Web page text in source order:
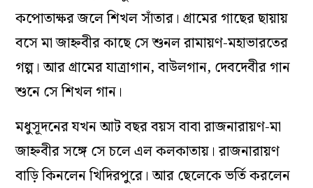
কপোতাক্ষর জলে শিখল সাঁতার। গ্রামের গাছের ছায়ায়
বসে মা জাহ্নবীর কাছে সে শুনল রামায়ণ-মহাভারতের
গল্প। আর গ্রামের যাত্রাগান, বাউলগান, দেবদেবীর গান
শুনে সে শিখল গান।
মধুসূদনের যখন আট বছর বয়স বাবা রাজনারায়ণ-মা
জাহ্নবীর সঙ্গে সে চলে এল কলকাতায়। রাজনারায়ণ
বাড়ি কিনলেন খিদিরপুরে। আর ছেলেকে ভর্তি করলেন